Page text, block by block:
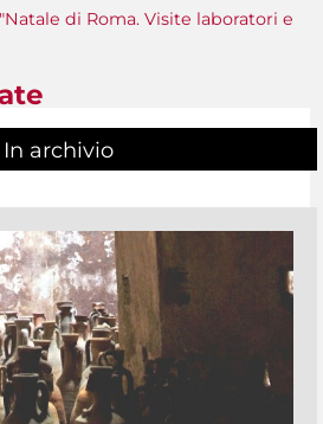
di Roma. Visite laboratori e
In archivio